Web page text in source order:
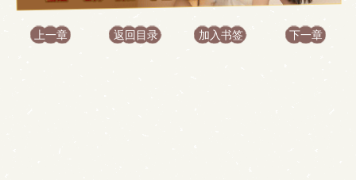
上一章 返回目录 加入书签 下一章